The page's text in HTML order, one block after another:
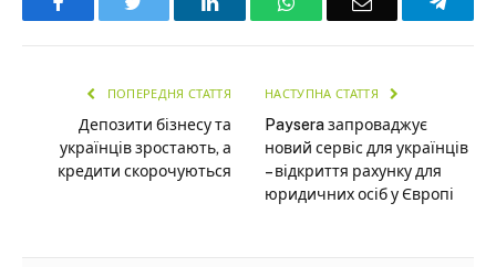
ПОПЕРЕДНЯ СТАТТЯ
Депозити бізнесу та
українців зростають, а
кредити скорочуються
НАСТУПНА СТАТТЯ
Paysera запроваджує
новий сервіс для українців
– відкриття рахунку для
юридичних осіб у Європі